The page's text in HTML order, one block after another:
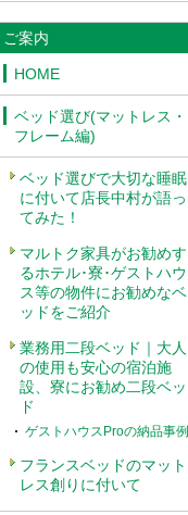
ご案内
HOME
ベッド選び(マットレス・
フレーム編)
ベッド選びで大切な睡眠
に付いて店長中村が語っ
てみた！
マルトク家具がお勧めす
るホテル･寮･ゲストハウ
ス等の物件にお勧めなベ
ッドをご紹介
業務用二段ベッド｜大人
の使用も安心の宿泊施
設、寮にお勧め二段ベッ
ド
ゲストハウスProの納品事例
フランスベッドのマット
レス創りに付いて